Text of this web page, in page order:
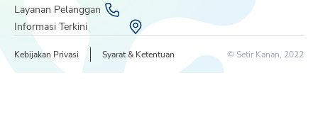
Layanan Pelanggan
Informasi Terkini
Kebijakan Privasi Syarat & Ketentuan © Setir Kanan, 2022